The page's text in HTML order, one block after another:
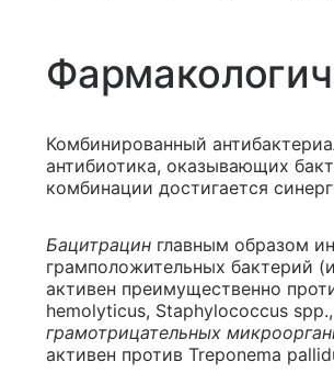
Комбинированный
антибиотика, оказывающих
комбинации достигается
Бацитрацин главным образом
грамположительных бактерий
активен преимущественно
hemolyticus, Staphylococcus
грамотрицательных
активен против Treponema